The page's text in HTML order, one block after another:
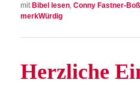
mit Bibel lesen,Conny Fastner-Boß
merkWürdig
Herz­li­che